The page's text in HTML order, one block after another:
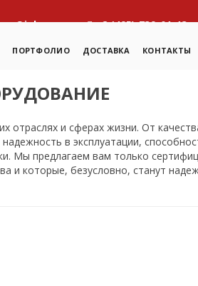
8 (495) 739-01-13
ПОРТФОЛИО ДОСТАВКА КОНТАКТЫ
отраслях и сферах жизни. От
в эксплуатации,
Мы предлагаем вам только
и которые, безусловно, станут